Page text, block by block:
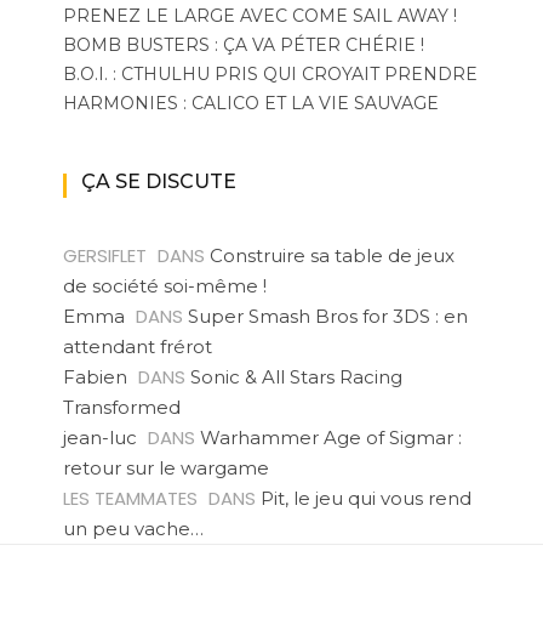
PRENEZ LE LARGE AVEC COME SAIL AWAY !
BOMB BUSTERS : ÇA VA PÉTER CHÉRIE !
B.O.I. : CTHULHU PRIS QUI CROYAIT PRENDRE
HARMONIES : CALICO ET LA VIE SAUVAGE
ÇA SE DISCUTE
GERSIFLET DANS Construire sa table de jeux
de société soi-même !
Emma DANS Super Smash Bros for 3DS : en
attendant frérot
Fabien DANS Sonic & All Stars Racing
Transformed
jean-luc DANS Warhammer Age of Sigmar :
retour sur le wargame
LES TEAMMATES DANS Pit, le jeu qui vous rend
un peu vache…